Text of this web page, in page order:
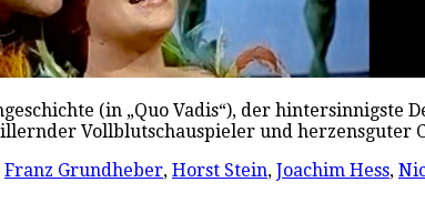
(in „Quo Vadis“), der
Vollblutschauspieler und
Franz Grundheber, Horst Stein, Joachim Hess,